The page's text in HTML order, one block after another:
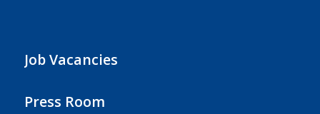
Job Vacancies
Press Room